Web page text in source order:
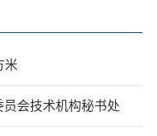
米
会技术机构秘书处